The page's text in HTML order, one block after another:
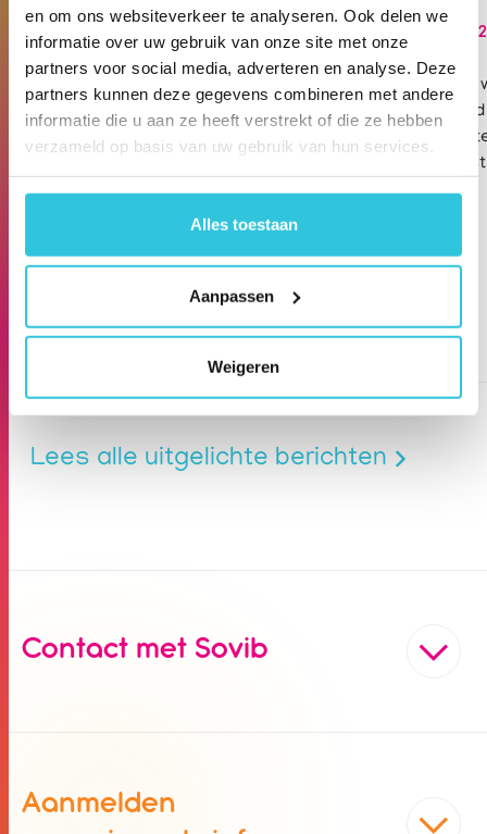
en om ons websiteverkeer te analyseren. Ook delen we
informatie over uw gebruik van onze site met onze
partners voor social media, adverteren en analyse. Deze
partners kunnen deze gegevens combineren met andere
informatie die u aan ze heeft verstrekt of die ze hebben
verzameld op basis van uw gebruik van hun services.
Alles toestaan
Aanpassen
Weigeren
zelf regelen
26 juni 2026
Aansprakelijkstelling of klacht
ontvangen? Meld het direct bij
uw positie ondermijnt.
2 juni
maakt.
Lees alle uitgelichte berichten
Contact met Sovib
Aanmelden